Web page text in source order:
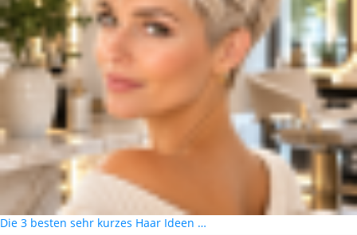
Die 3 besten sehr kurzes Haar Ideen …